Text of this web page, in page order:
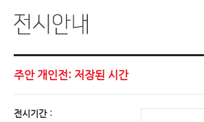
주안 개인전: 저장된 시간
전시기간 :